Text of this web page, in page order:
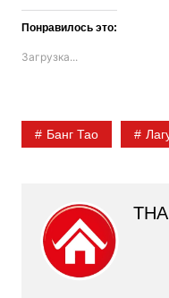
Понравилось это:
Загрузка...
Банг Тао